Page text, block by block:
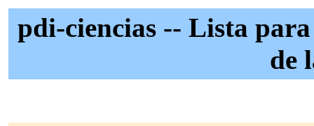
pdi-ciencias -- Lista
de